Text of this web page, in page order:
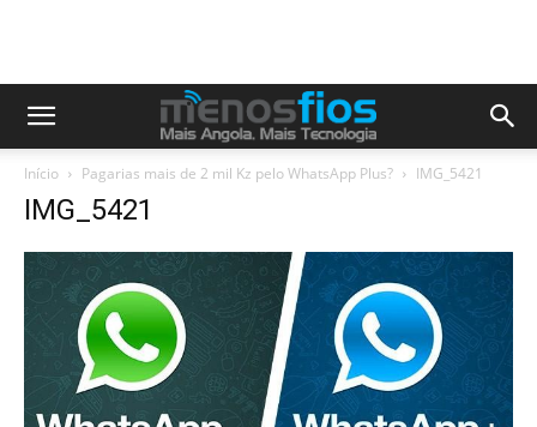
Início Pagarias mais de 2 mil Kz pelo WhatsApp Plus? IMG_5421
IMG_5421